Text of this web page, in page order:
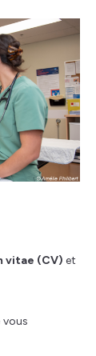
vitae (CV) et
vous